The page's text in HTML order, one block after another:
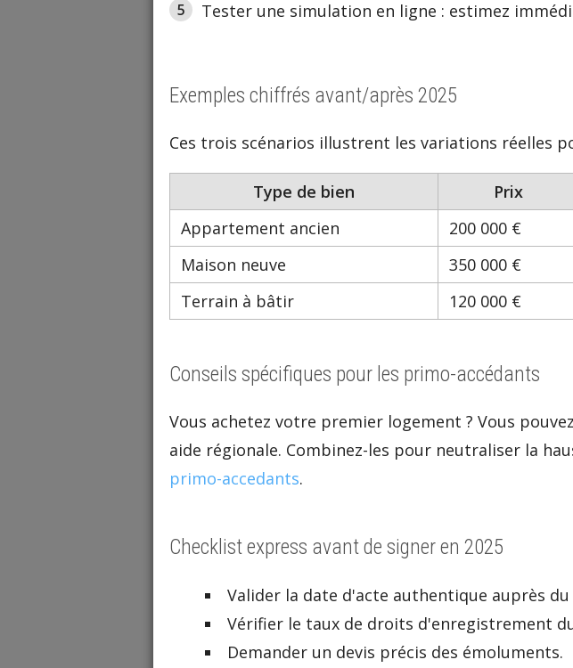
Tester une simulation en ligne : estimez
Exemples chiffrés avant/après 2025
Ces trois scénarios illustrent les variations réelles
Type de bien Prix
Appartement ancien
200 000 €
Maison neuve
350 000 €
Terrain à bâtir
120 000 €
Conseils spécifiques pour les primo-accédants
Vous achetez votre premier logement ? Vous
aide régionale. Combinez-les pour neutraliser la
primo-accedants.
Checklist express avant de signer en 2025
Valider la date d'acte authentique auprès
Vérifier le taux de droits d'enregistrement
Demander un devis précis des émoluments.